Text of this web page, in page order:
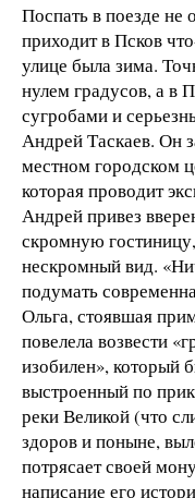
Поспать в поезде не
приходит в Псков
улице была зима.
нулем градусов, а в
сугробами и
Андрей Таскаев. Он
местном городском
которая проводит
Андрей привез
скромную
нескромный вид.
подумать
Ольга, стоявшая
повелела возвести
изобилен», который
выстроенный по
реки Великой (что
здоров и поныне,
потрясает своей
написание его